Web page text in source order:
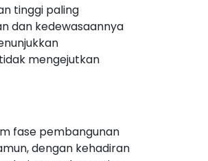
tinggi paling
dan kedewasaannya
mengejutkan
fase pembangunan
dengan kehadiran